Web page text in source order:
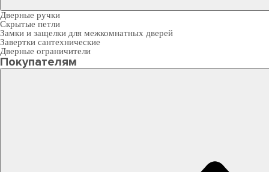
Дверные ручки
Скрытые петли
Замки и защелки для межкомнатных дверей
Завертки сантехнические
Дверные ограничители
Покупателям